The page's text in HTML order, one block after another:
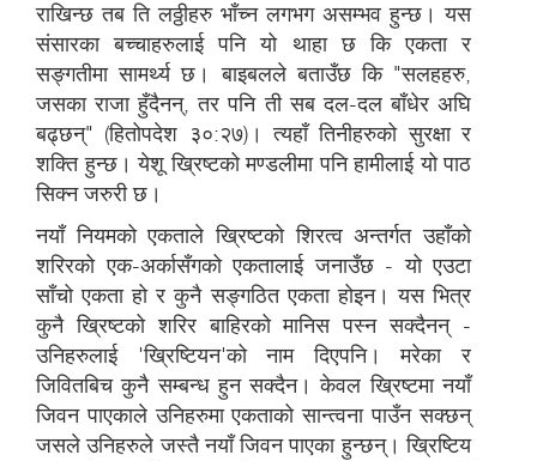
राखिन्छ तब ति लठ्ठीहरु भाँच्न लगभग असम्भव हुन्छ। यस
संसारका बच्चाहरुलाई पनि यो थाहा छ कि एकता र
सङ्गतीमा सामर्थ्य छ। बाइबलले बताउँछ कि "सलहहरु,
जसका राजा हुँदैनन्, तर पनि ती सब दल-दल बाँधेर अघि
बढ्छन्" (हितोपदेश ३०:२७)। त्यहाँ तिनीहरुको सुरक्षा र
शक्ति हुन्छ। येशू ख्रिष्टको मण्डलीमा पनि हामीलाई यो पाठ
सिक्न जरुरी छ।
नयाँ नियमको एकताले ख्रिष्टको शिरत्व अन्तर्गत उहाँको
शरिरको एक-अर्कासँगको एकतालाई जनाउँछ - यो एउटा
साँचो एकता हो र कुनै सङ्गठित एकता होइन। यस भित्र
कुनै ख्रिष्टको शरिर बाहिरको मानिस पस्न सक्दैनन् -
उनिहरुलाई 'ख्रिष्टियन'को नाम दिएपनि। मरेका र
जिवितबिच कुनै सम्बन्ध हुन सक्दैन। केवल ख्रिष्टमा नयाँ
जिवन पाएकाले उनिहरुमा एकताको सान्त्वना पाउँन सक्छन्
जसले उनिहरुले जस्तै नयाँ जिवन पाएका हुन्छन्। ख्रिष्टिय